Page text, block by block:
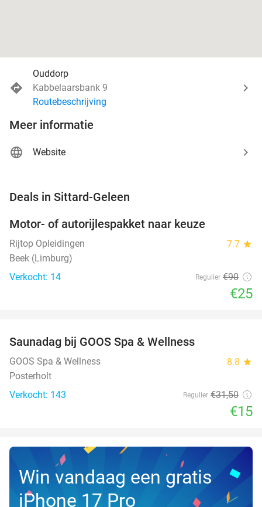
Ouddorp
Kabbelaarsbank 9
Routebeschrijving
Meer informatie
Website
Deals in Sittard-Geleen
Motor- of autorijlespakket naar keuze
Rijtop Opleidingen 7.7 star
Beek (Limburg)
Verkocht: 14
Regulier €90
€25
TODAY
Saunadag bij GOOS Spa & Wellness
GOOS Spa & Wellness 8.8 star
Posterholt
Verkocht: 143
Regulier €31,50
€15
Win vandaag een gratis
iPhone 17 Pro